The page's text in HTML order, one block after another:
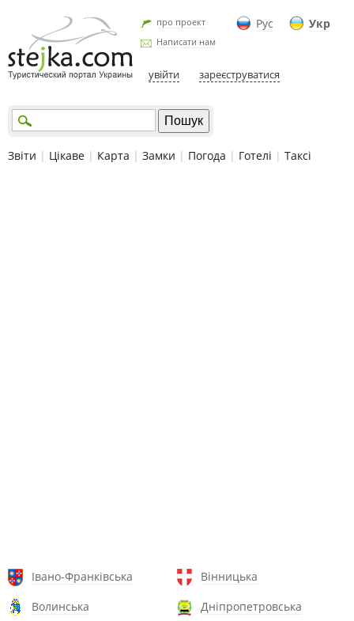
Рус Укр
про проект
Написати нам
увійти зареєструватися
Звіти | Цікаве | Карта | Замки | Погода | Готелі | Таксі
Івано-Франківська
Вінницька
Волинська
Дніпропетровська